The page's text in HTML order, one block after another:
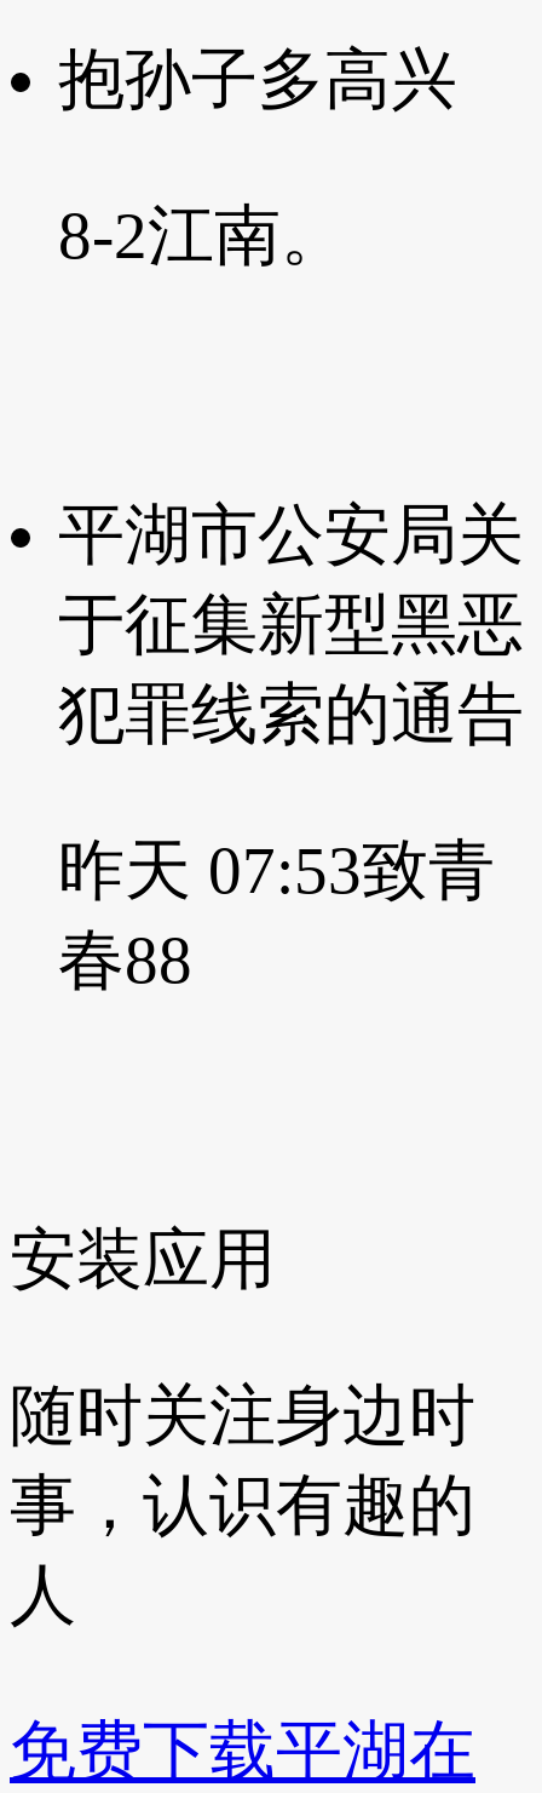
抱孙子多高兴
8-2江南。
平湖市公安局关
于征集新型黑恶
犯罪线索的通告
昨天 07:53致青
春88
安装应用
随时关注身边时
事，认识有趣的
人
免费下载平湖在